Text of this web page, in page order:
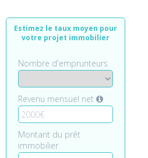
Estimez le taux moyen pour
votre projet immobilier
Nombre d'emprunteurs
Revenu mensuel net
Montant du prêt
immobilier